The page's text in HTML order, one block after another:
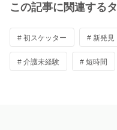
この記事に関連する
# 初スケッター # 新発見
# 介護未経験 # 短時間